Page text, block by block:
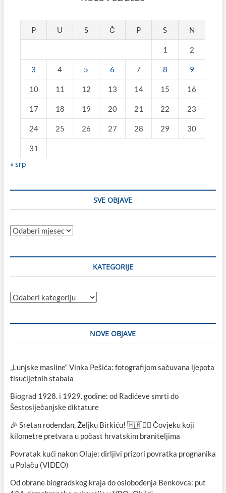
P U S Č P S N
1 2
3 4 5 6 7 8 9
10 11 12 13 14 15 16
17 18 19 20 21 22 23
24 25 26 27 28 29 30
31
« srp
SVE OBJAVE
Sve
KATEGORIJE
Kategorije
NOVE OBJAVE
„Lunjske masline“ Vinka Pešića: fotografijom sačuvana ljepota
tisućljetnih stabala
Biograd 1928. i 1929. godine: od Radićeve smrti do
Šestosiječanjske diktature
🎉 Sretan rođendan, Željku Birkiću! 🇭🇷🏃‍♂️ Čovjeku koji
kilometre pretvara u počast hrvatskim braniteljima
Povratak kući nakon Oluje: dirljivi prizori povratka prognanika
u Polaču (VIDEO)
Od obrane biogradskog kraja do oslobođenja Benkovca: put